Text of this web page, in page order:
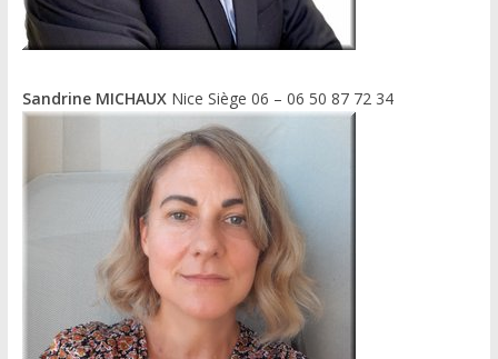
Sandrine MICHAUX Nice Siège 06 – 06 50 87 72 34